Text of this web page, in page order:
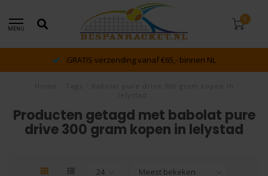
MENU
0
GRATIS verzending vanaf €65,- binnen NL
Producten getagd met babolat pure
drive 300 gram kopen in lelystad